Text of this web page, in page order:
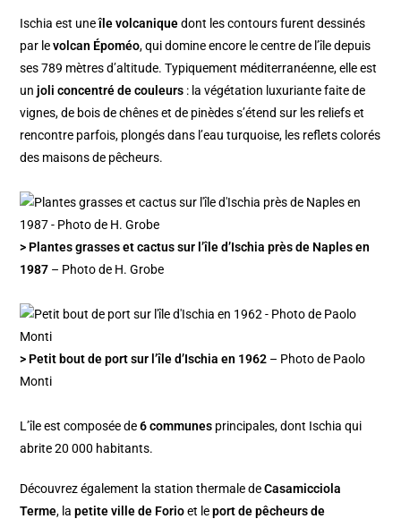
Ischia est uneîle volcaniquedont les contours furent dessinés
par levolcan Époméo, qui domine encore le centre de l’île depuis
ses 789 mètres d’altitude. Typiquement méditerranéenne, elle est
unjoli concentré de couleurs : la végétation luxuriante faite de
vignes, de bois de chênes et de pinèdes s’étend sur les reliefs et
rencontre parfois, plongés dans l’eau turquoise, les reflets colorés
des maisons de pêcheurs.
> Plantes grasses et cactus sur l’île d’Ischia près de Naples en
1987 – Photo de H. Grobe
> Petit bout de port sur l’île d’Ischia en 1962 – Photo de Paolo
Monti
L’île est composée de6 communes principales, dont Ischia qui
abrite 20 000 habitants.
Découvrez également la station thermale deCasamicciola
Terme, lapetite ville de Forioet leport de pêcheurs de